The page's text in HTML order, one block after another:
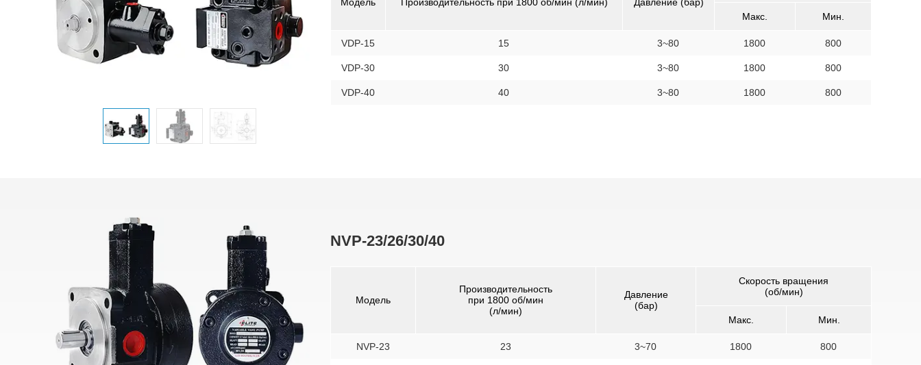
Модель Производительность при 1800 об/мин (л/мин) Давление (бар)
Макс. Мин.
VDP-15 15 3~80 1800 800
VDP-30 30 3~80 1800 800
VDP-40 40 3~80 1800 800
NVP-23/26/30/40
Модель
Производительность
при 1800 об/мин
(л/мин)
Давление
(бар)
Скорость вращения
(об/мин)
Макс. Мин.
NVP-23 23 3~70 1800 800